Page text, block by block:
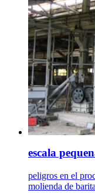
escala
peligros en el
molienda de